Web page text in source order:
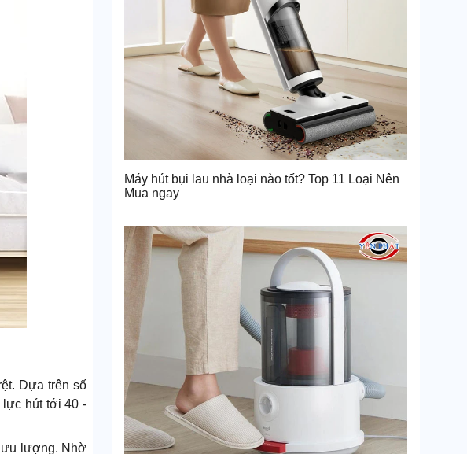
Dựa trên số
lực hút tới 40 -
lượng. Nhờ
Máy hút bụi lau nhà loại nào tốt? Top 11 Loại Nên
Mua ngay